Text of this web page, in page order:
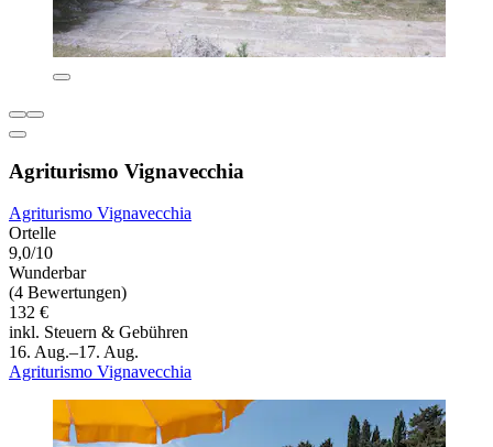
Agriturismo Vignavecchia
Agriturismo Vignavecchia
Ortelle
9,0/10
Wunderbar
(4 Bewertungen)
132 €
inkl. Steuern & Gebühren
16. Aug.–17. Aug.
Agriturismo Vignavecchia